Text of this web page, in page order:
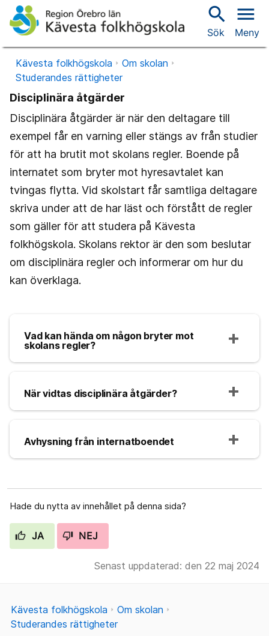
search
Sök
menu
Meny
Kävesta folkhögskola
Om skolan
Studerandes rättigheter
Disciplinära åtgärder
Disciplinära åtgärder är när den deltagare till
exempel får en varning eller stängs av från studier
för att ha brutit mot skolans regler. Boende på
internatet som bryter mot hyresavtalet kan
tvingas flytta. Vid skolstart får samtliga deltagare
skriva under att de har läst och förstått de regler
som gäller för att studera på Kävesta
folkhögskola. Skolans rektor är den som beslutar
om disciplinära regler och informerar om hur du
kan överklaga.
Vad kan hända om någon bryter mot
skolans regler?
När vidtas disciplinära åtgärder?
Avhysning från internatboendet
Hade du nytta av innehållet på denna sida?
JA NEJ
Senast uppdaterad: den 22 maj 2024
Kävesta folkhögskola
Om skolan
Studerandes rättigheter